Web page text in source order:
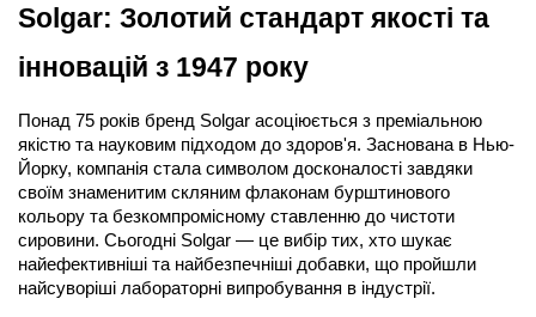
Solgar: Золотий стандарт якості та
інновацій з 1947 року
Понад 75 років бренд Solgar асоціюється з преміальною
якістю та науковим підходом до здоров'я. Заснована в Нью-
Йорку, компанія стала символом досконалості завдяки
своїм знаменитим скляним флаконам бурштинового
кольору та безкомпромісному ставленню до чистоти
сировини. Сьогодні Solgar — це вибір тих, хто шукає
найефективніші та найбезпечніші добавки, що пройшли
найсуворіші лабораторні випробування в індустрії.